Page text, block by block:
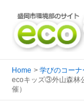
Home 学びのコーナ
ecoキッズ③外山森林
催）